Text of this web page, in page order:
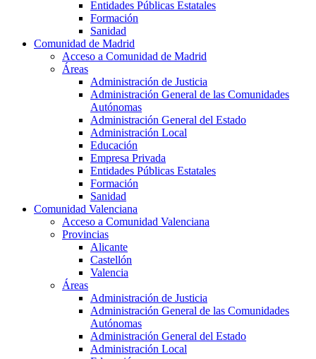
Entidades Públicas Estatales
Formación
Sanidad
Comunidad de Madrid
Acceso a Comunidad de Madrid
Áreas
Administración de Justicia
Administración General de las Comunidades
Autónomas
Administración General del Estado
Administración Local
Educación
Empresa Privada
Entidades Públicas Estatales
Formación
Sanidad
Comunidad Valenciana
Acceso a Comunidad Valenciana
Provincias
Alicante
Castellón
Valencia
Áreas
Administración de Justicia
Administración General de las Comunidades
Autónomas
Administración General del Estado
Administración Local